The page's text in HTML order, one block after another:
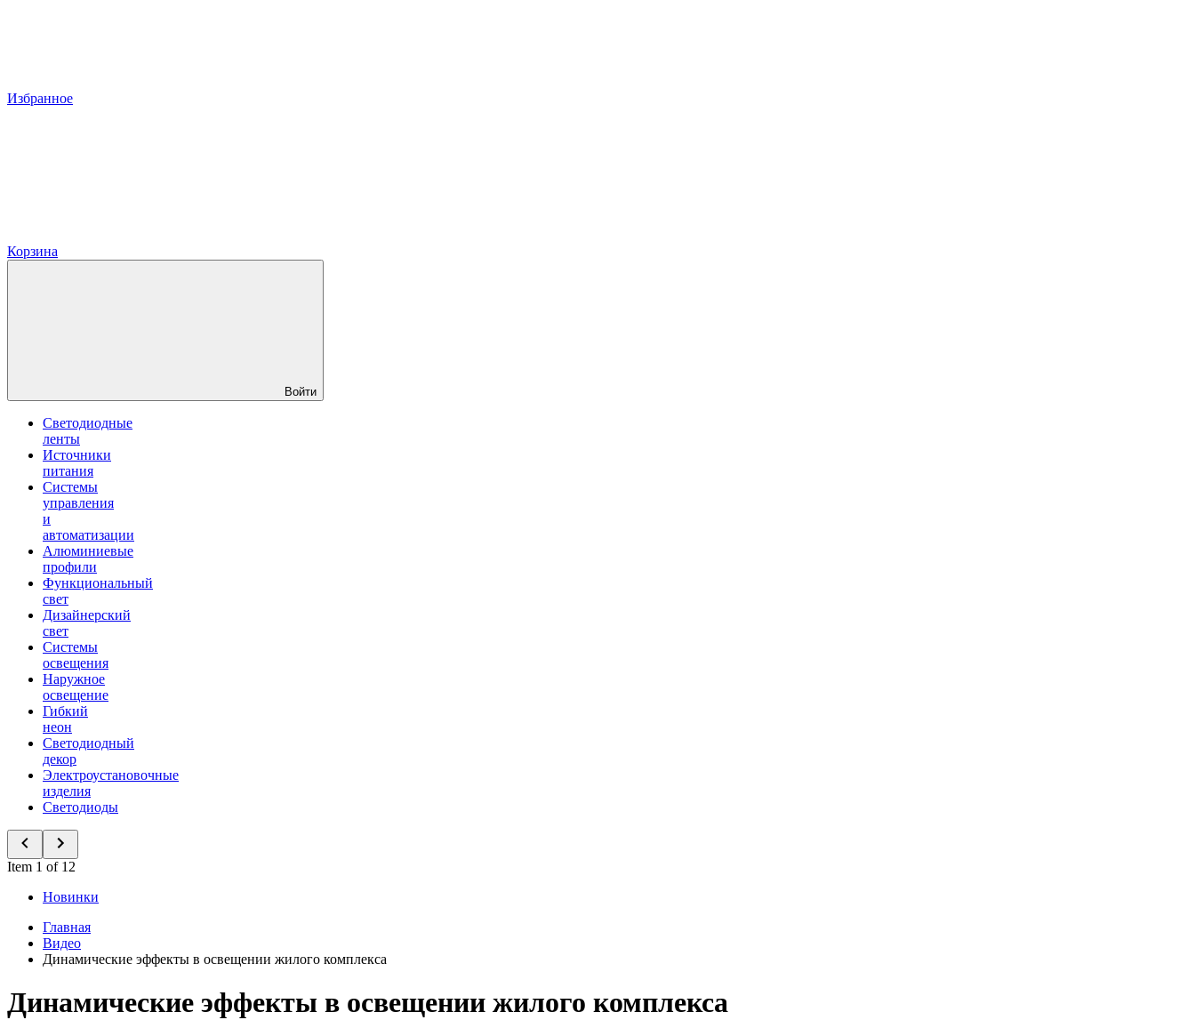
Избранное
Корзина
Войти
Светодиодные
ленты
Источники
питания
Системы
управления
и
автоматизации
Алюминиевые
профили
Функциональный
свет
Дизайнерский
свет
Системы
освещения
Наружное
освещение
Гибкий
неон
Светодиодный
декор
Электроустановочные
изделия
Светодиоды
Item 1 of 12
Новинки
Главная
Видео
Динамические эффекты в освещении жилого комплекса
Динамические эффекты в освещении жилого комплекса